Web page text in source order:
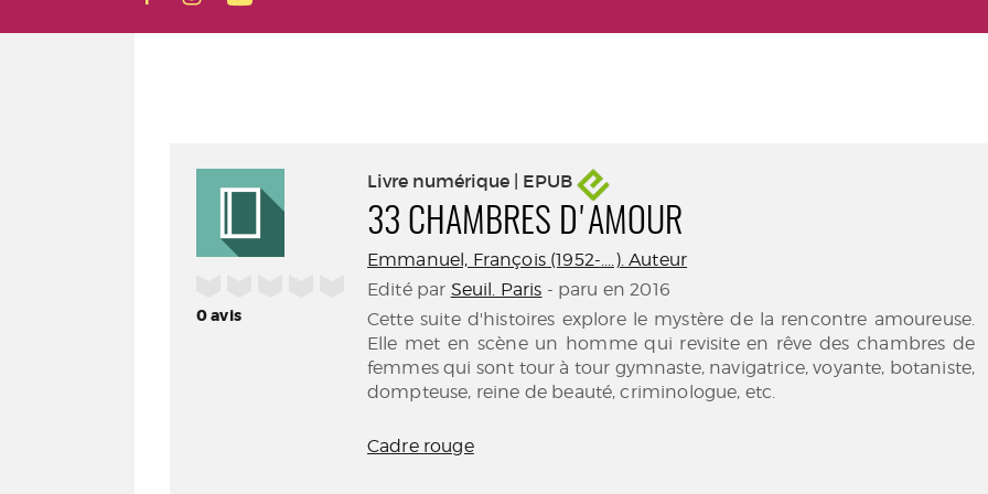
0avis
Livre numérique | EPUB
33 CHAMBRES D'AMOUR
Emmanuel, François (1952-....). Auteur
Edité par Seuil. Paris - paru en 2016
Cette suite d'histoires explore le mystère de la rencontre amoureuse.
Elle met en scène un homme qui revisite en rêve des chambres de
femmes qui sont tour à tour gymnaste, navigatrice, voyante, botaniste,
dompteuse, reine de beauté, criminologue, etc.
Cadre rouge